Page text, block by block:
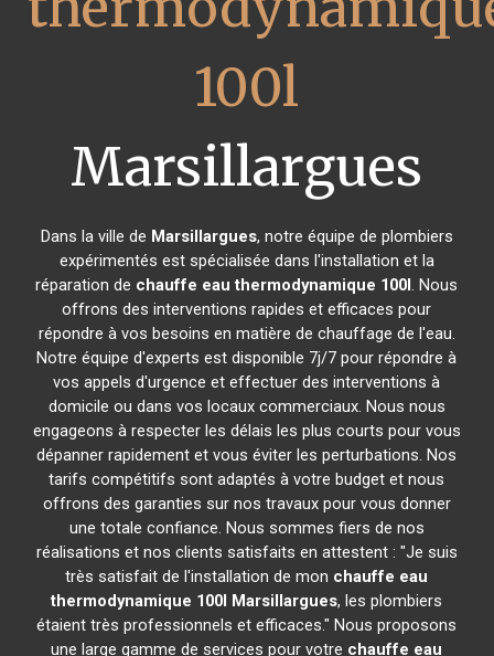
100l
Marsillargues
Dans la ville de Marsillargues, notre équipe de plombiers
expérimentés est spécialisée dans l'installation et la
réparation de chauffe eau thermodynamique 100l. Nous
offrons des interventions rapides et efficaces pour
répondre à vos besoins en matière de chauffage de l'eau.
Notre équipe d'experts est disponible 7j/7 pour répondre à
vos appels d'urgence et effectuer des interventions à
domicile ou dans vos locaux commerciaux. Nous nous
engageons à respecter les délais les plus courts pour vous
dépanner rapidement et vous éviter les perturbations. Nos
tarifs compétitifs sont adaptés à votre budget et nous
offrons des garanties sur nos travaux pour vous donner
une totale confiance. Nous sommes fiers de nos
réalisations et nos clients satisfaits en attestent : "Je suis
très satisfait de l'installation de mon chauffe eau
thermodynamique 100l Marsillargues, les plombiers
étaient très professionnels et efficaces." Nous proposons
une large gamme de services pour votre chauffe eau